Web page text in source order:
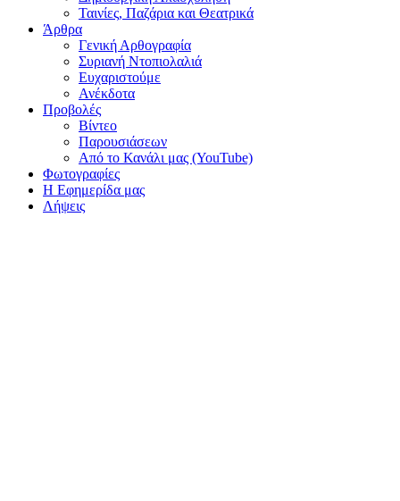
Ταινίες, Παζάρια και Θεατρικά
Άρθρα
Γενική Αρθογραφία
Συριανή Ντοπιολαλιά
Ευχαριστούμε
Ανέκδοτα
Προβολές
Βίντεο
Παρουσιάσεων
Από το Κανάλι μας (YouTube)
Φωτογραφίες
Η Εφημερίδα μας
Λήψεις